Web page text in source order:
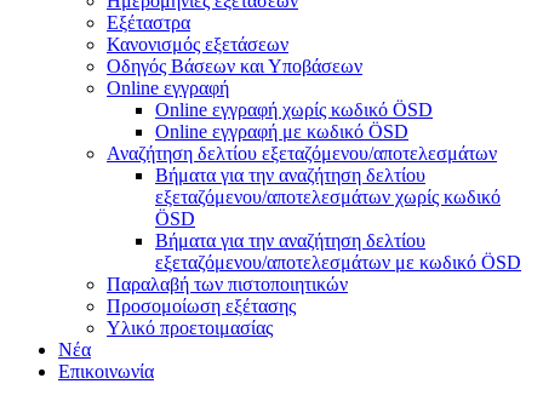
Εξέταστρα
Κανονισμός εξετάσεων
Οδηγός Βάσεων και Υποβάσεων
Online εγγραφή
Online εγγραφή χωρίς κωδικό ÖSD
Online εγγραφή με κωδικό ÖSD
Αναζήτηση δελτίου εξεταζόμενου/αποτελεσμάτων
Βήματα για την αναζήτηση δελτίου
εξεταζόμενου/αποτελεσμάτων χωρίς κωδικό
ÖSD
Βήματα για την αναζήτηση δελτίου
εξεταζόμενου/αποτελεσμάτων με κωδικό ÖSD
Παραλαβή των πιστοποιητικών
Προσομοίωση εξέτασης
Υλικό προετοιμασίας
Νέα
Επικοινωνία